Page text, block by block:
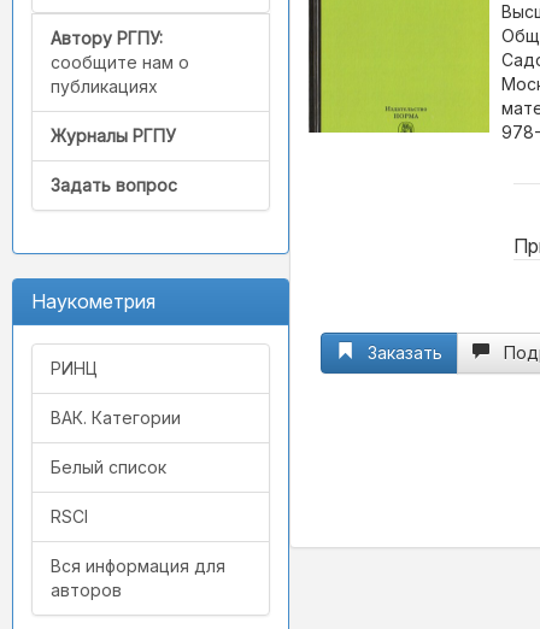
Автору РГПУ:
сообщите нам о
публикациях
Журналы РГПУ
Задать вопрос
Наукометрия
РИНЦ
ВАК. Категории
Белый список
RSCI
Вся информация для
авторов
Заказать